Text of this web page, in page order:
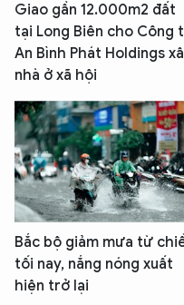
Giao gần 12.000m2 đất
tại Long Biên cho Công
An Bình Phát Holdings
nhà ở xã hội
Bắc bộ giảm mưa từ
tối nay, nắng nóng xuất
hiện trở lại